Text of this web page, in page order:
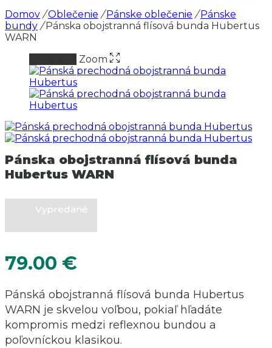
Domov / Oblečenie / Pánske oblečenie / Pánske
bundy /Pánska obojstranná flísová bunda Hubertus
WARN
Zoom
Pánska obojstranná flísová bunda
Hubertus WARN
Vypredané
79.00 €
Pánská obojstranná flísová bunda Hubertus
WARN je skvelou voľbou, pokiaľ hľadáte
kompromis medzi reflexnou bundou a
poľovníckou klasikou.